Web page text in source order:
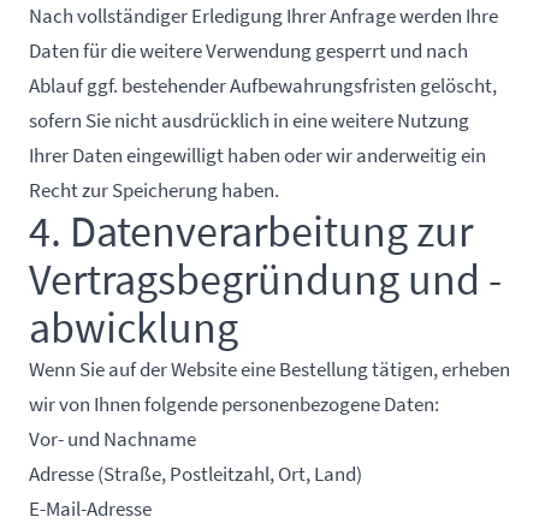
Nach vollständiger Erledigung Ihrer Anfrage werden Ihre
Daten für die weitere Verwendung gesperrt und nach
Ablauf ggf. bestehender Aufbewahrungsfristen gelöscht,
sofern Sie nicht ausdrücklich in eine weitere Nutzung
Ihrer Daten eingewilligt haben oder wir anderweitig ein
Recht zur Speicherung haben.
4. Datenverarbeitung zur
Vertragsbegründung und -
abwicklung
Wenn Sie auf der Website eine Bestellung tätigen, erheben
wir von Ihnen folgende personenbezogene Daten:
Vor- und Nachname
Adresse (Straße, Postleitzahl, Ort, Land)
E-Mail-Adresse